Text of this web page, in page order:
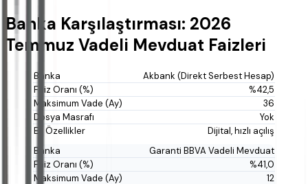
Banka Karşılaştırması: 2026
Temmuz Vadeli Mevduat Faizleri
Akbank (Direkt Serbest Hesap)
%42,5
36
Yok
Dijital, hızlı açılış
Garanti BBVA Vadeli Mevduat
%41,0
12